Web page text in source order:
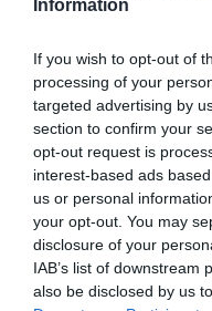
Information
If you wish to opt-out of
processing of your
targeted advertising by
section to confirm your
opt-out request is
interest-based ads
us or personal
your opt-out. You may
disclosure of your
IAB’s list of downstream
also be disclosed by us
0%